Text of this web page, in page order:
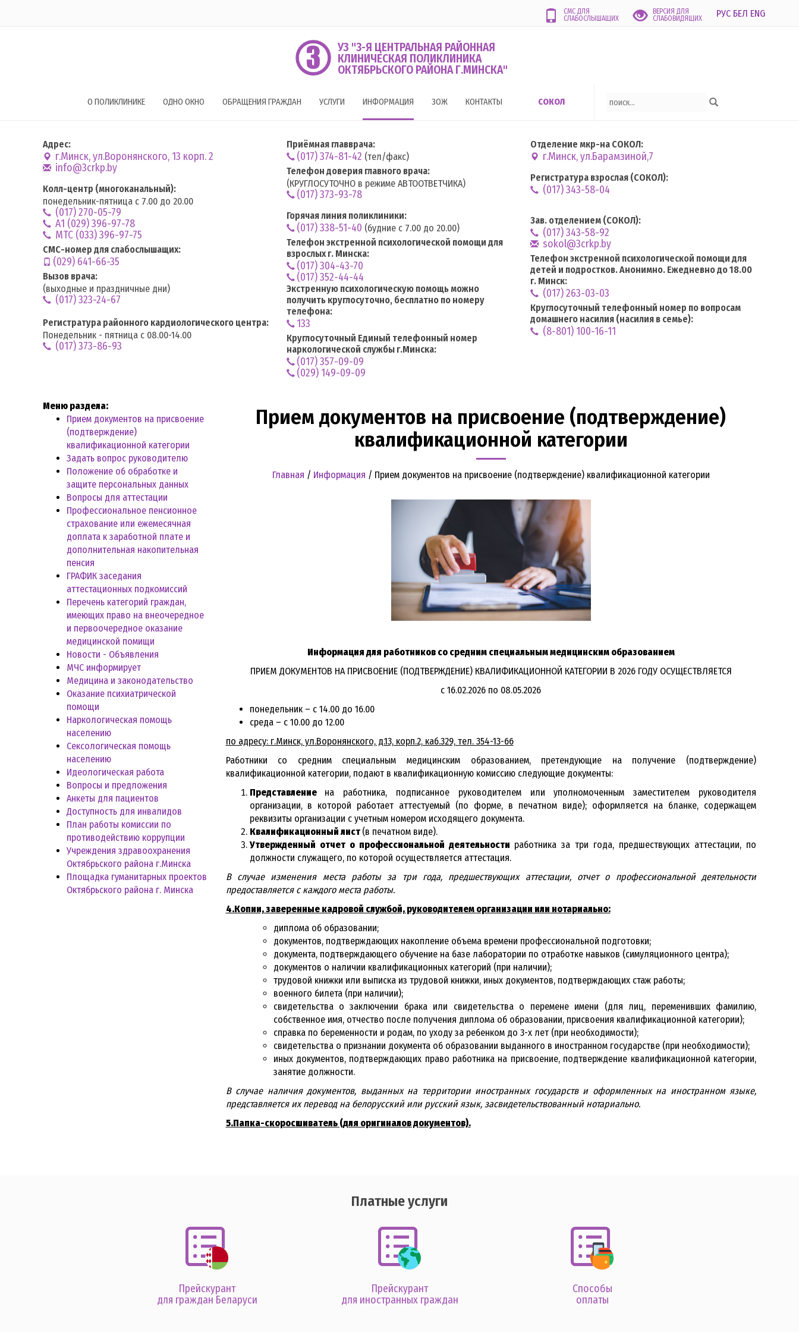
СМС ДЛЯ
СЛАБОСЛЫШАЩИХ
ВЕРСИЯ ДЛЯ
СЛАБОВИДЯЩИХ
РУС БЕЛ ENG
УЗ "3-Я ЦЕНТРАЛЬНАЯ РАЙОННАЯ
КЛИНИЧЕСКАЯ ПОЛИКЛИНИКА
ОКТЯБРЬСКОГО РАЙОНА Г.МИНСКА"
О ПОЛИКЛИНИКЕ ОДНО ОКНО ОБРАЩЕНИЯ ГРАЖДАН УСЛУГИ ИНФОРМАЦИЯ ЗОЖ КОНТАКТЫ СОКОЛ
Адрес:
г.Минск, ул.Воронянского, 13 корп. 2
info@3crkp.by
Колл-центр (многоканальный):
понедельник-пятница с 7.00 до 20.00
(017) 270-05-79
А1 (029) 396-97-78
MTC (033) 396-97-75
СМС-номер для слабослышащих:
(029) 641-66-35
Вызов врача:
(выходные и праздничные дни)
(017) 323-24-67
Регистратура районного кардиологического центра:
Понедельник - пятница с 08.00-14.00
(017) 373-86-93
Приёмная главврача:
(017) 374-81-42 (тел/факс)
Телефон доверия главного врача:
(КРУГЛОСУТОЧНО в режиме АВТООТВЕТЧИКА)
(017) 373-93-78
Горячая линия поликлиники:
(017) 338-51-40 (будние с 7.00 до 20.00)
Телефон экстренной психологической помощи для
взрослых г. Минска:
(017) 304-43-70
(017) 352-44-44
Экстренную психологическую помощь можно
получить круглосуточно, бесплатно по номеру
телефона:
133
Круглосуточный Единый телефонный номер
наркологической службы г.Минска:
(017) 357-09-09
(029) 149-09-09
Отделение мкр-на СОКОЛ:
г.Минск, ул.Барамзиной,7
Регистратура взрослая (СОКОЛ):
(017) 343-58-04
Зав. отделением (СОКОЛ):
(017) 343-58-92
sokol@3crkp.by
Телефон экстренной психологической помощи для
детей и подростков. Анонимно. Ежедневно до 18.00
г. Минск:
(017) 263-03-03
Круглосуточный телефонный номер по вопросам
домашнего насилия (насилия в семье):
(8-801) 100-16-11
Прием документов на присвоение (подтверждение)
квалификационной категории
Главная / Информация / Прием документов на присвоение (подтверждение) квалификационной категории
Информация для работников со средним специальным медицинским образованием
ПРИЕМ ДОКУМЕНТОВ НА ПРИСВОЕНИЕ (ПОДТВЕРЖДЕНИЕ) КВАЛИФИКАЦИОННОЙ КАТЕГОРИИ В 2026 ГОДУ ОСУЩЕСТВЛЯЕТСЯ
c 16.02.2026 по 08.05.2026
понедельник – с 14.00 до 16.00
среда – с 10.00 до 12.00
по адресу: г.Минск, ул.Воронянского, д.13, корп.2, каб.329, тел. 354-13-66
Работники со средним специальным медицинским образованием, претендующие на получение (подтверждение)
квалификационной категории, подают в квалификационную комиссию следующие документы:
Представление на работника, подписанное руководителем или уполномоченным заместителем руководителя
организации, в которой работает аттестуемый (по форме, в печатном виде); оформляется на бланке, содержащем
реквизиты организации с учетным номером исходящего документа.
Квалификационный лист (в печатном виде).
Утвержденный отчет о профессиональной деятельности работника за три года, предшествующих аттестации, по
должности служащего, по которой осуществляется аттестация.
В случае изменения места работы за три года, предшествующих аттестации, отчет о профессиональной деятельности
предоставляется с каждого места работы.
4.Копии, заверенные кадровой службой, руководителем организации или нотариально:
диплома об образовании;
документов, подтверждающих накопление объема времени профессиональной подготовки;
документа, подтверждающего обучение на базе лаборатории по отработке навыков (симуляционного центра);
документов о наличии квалификационных категорий (при наличии);
трудовой книжки или выписка из трудовой книжки, иных документов, подтверждающих стаж работы;
военного билета (при наличии);
свидетельства о заключении брака или свидетельства о перемене имени (для лиц, переменивших фамилию,
собственное имя, отчество после получения диплома об образовании, присвоения квалификационной категории);
справка по беременности и родам, по уходу за ребенком до 3-х лет (при необходимости);
свидетельства о признании документа об образовании выданного в иностранном государстве (при необходимости);
иных документов, подтверждающих право работника на присвоение, подтверждение квалификационной категории,
занятие должности.
В случае наличия документов, выданных на территории иностранных государств и оформленных на иностранном языке,
представляется их перевод на белорусский или русский язык, засвидетельствованный нотариально.
5.Папка-скоросшиватель (для оригиналов документов).
Меню раздела:
Прием документов на присвоение
(подтверждение)
квалификационной категории
Задать вопрос руководителю
Положение об обработке и
защите персональных данных
Вопросы для аттестации
Профессиональное пенсионное
страхование или ежемесячная
доплата к заработной плате и
дополнительная накопительная
пенсия
ГРАФИК заседания
аттестационных подкомиссий
Перечень категорий граждан,
имеющих право на внеочередное
и первоочередное оказание
медицинской помищи
Новости - Объявления
МЧС информирует
Медицина и законодательство
Оказание психиатрической
помощи
Наркологическая помощь
населению
Сексологическая помощь
населению
Идеологическая работа
Вопросы и предложения
Анкеты для пациентов
Доступность для инвалидов
План работы комиссии по
противодействию коррупции
Учреждения здравоохранения
Октябрьского района г.Минска
Площадка гуманитарных проектов
Октябрьского района г. Минска
Платные услуги
Прейскурант
для граждан Беларуси
Прейскурант
для иностранных граждан
Способы
оплаты